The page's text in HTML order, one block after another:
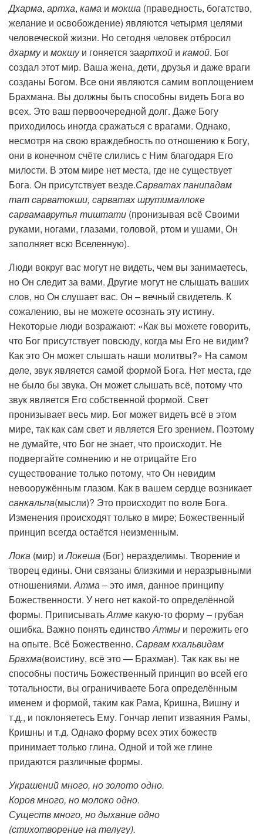
Дхарма, артха, кама и мокша (праведность, богатство,
желание и освобождение) являются четырмя целями
человеческой жизни. Но сегодня человек отбросил
дхармуи мокшуи гоняется заартхой и камой. Бог
создал этот мир. Ваша жена, дети, друзья и даже враги
созданы Богом. Все они являются самим воплощением
Брахмана. Вы должны быть способны видеть Бога во
всех. Это ваш первоочередной долг. Даже Богу
приходилось иногда сражаться с врагами. Однако,
несмотря на свою враждебность по отношению к Богу,
они в конечном счёте слились с Ним благодаря Его
милости. В этом мире нет места, где не существует
Бога. Он присутствует везде.Сарватах панипадам
тат сарватокши, сарватах шрутималлоке
сарвамаврутья тиштати (пронизывая всё Своими
руками, ногами, глазами, головой, ртом и ушами, Он
заполняет всю Вселенную).
Люди вокруг вас могут не видеть, чем вы занимаетесь,
но Он следит за вами. Другие могут не слышать ваших
слов, но Он слушает вас. Он – вечный свидетель. К
сожалению, вы не можете осознать эту истину.
Некоторые люди возражают: «Как вы можете говорить,
что Бог присутствует повсюду, когда мы Его не видим?
Как это Он может слышать наши молитвы?» На самом
деле, звук является самой формой Бога. Нет места, где
не было бы звука. Он может слышать всё, потому что
звук является Его собственной формой. Свет
пронизывает весь мир. Бог может видеть всё в этом
мире, так как сам свет и является Его зрением. Поэтому
не думайте, что Бог не знает, что происходит. Не
подвергайте сомнению и не отрицайте Его
существование только потому, что Он невидим
невооружённым глазом. Как в вашем сердце возникает
санкальпа(мысли)? Это происходит по воле Бога.
Изменения происходят только в мире; Божественный
принцип всегда остаётся неизменным.
Лока (мир) иЛокеша (Бог) неразделимы. Творение и
творец едины. Они связаны близкими и неразрывными
отношениями. Атма – это имя, данное принципу
Божественности. У него нет какой-то определённой
формы. ПриписыватьАтме какую-то форму – грубая
ошибка. Важно понять единствоАтмы и пережить его
на опыте. Всё Божественно. Сарвам кхальвидам
Брахма(воистину, всё это — Брахман). Так как вы не
способны постичь Божественный принцип во всей его
тотальности, вы ограничиваете Бога определённым
именем и формой, таким как Рама, Кришна, Вишну и
т.д., и поклоняетесь Ему. Гончар лепит изваяния Рамы,
Кришны и т.д. Однако форму всех этих божеств
принимает только глина. Одной и той же глине
придаются различные формы.
Украшений много, но золото одно.
Коров много, но молоко одно.
Существ много, но дыхание одно
(стихотворение на телугу).